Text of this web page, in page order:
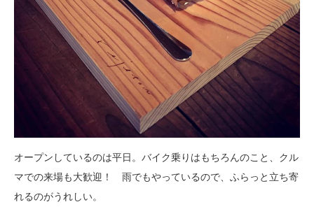
オープンしているのは平日。バイク乗りはもちろんのこと、クル
マでの来場も大歓迎！ 雨でもやっているので、ふらっと立ち寄
れるのがうれしい。